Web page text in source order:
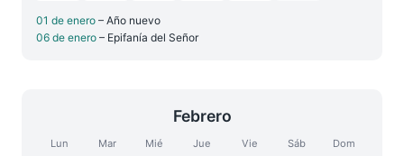
01 de enero – Año nuevo
06 de enero – Epifanía del Señor
Febrero
Lun Mar Mié Jue Vie Sáb Dom